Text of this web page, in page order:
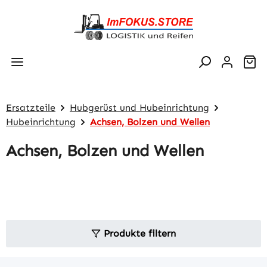
Zum Hauptinhalt springen
Ersatzteile
Hubgerüst und Hubeinrichtung
Hubeinrichtung
Achsen, Bolzen und Wellen
Achsen, Bolzen und Wellen
Produkte filtern